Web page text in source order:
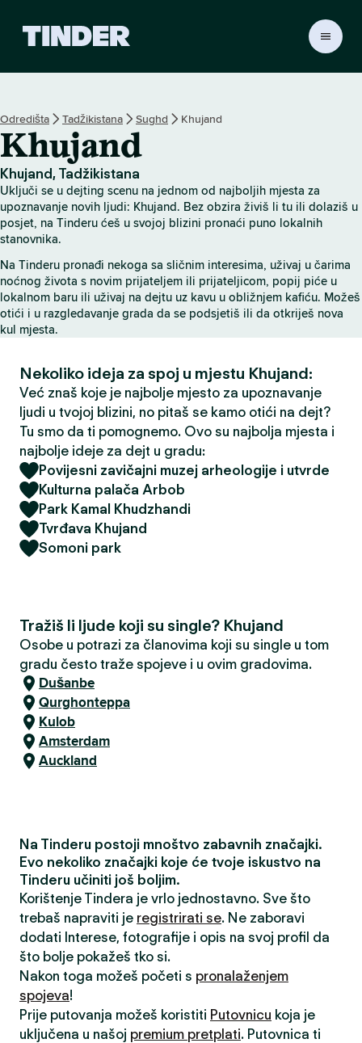
r
n
a
s
l
o
v
c
a
Odredišta Tadžikistana Sughd Khujand
Khujand
Khujand, Tadžikistana
Uključi se u dejting scenu na jednom od najboljih mjesta za
upoznavanje novih ljudi: Khujand. Bez obzira živiš li tu ili dolaziš u
posjet, na Tinderu ćeš u svojoj blizini pronaći puno lokalnih
stanovnika.
Na Tinderu pronađi nekoga sa sličnim interesima, uživaj u čarima
noćnog života s novim prijateljem ili prijateljicom, popij piće u
lokalnom baru ili uživaj na dejtu uz kavu u obližnjem kafiću. Možeš
otići i u razgledavanje grada da se podsjetiš ili da otkriješ nova
kul mjesta.
Nekoliko ideja za spoj u mjestu Khujand:
Već znaš koje je najbolje mjesto za upoznavanje
ljudi u tvojoj blizini, no pitaš se kamo otići na dejt?
Tu smo da ti pomognemo. Ovo su najbolja mjesta i
najbolje ideje za dejt u gradu:
Povijesni zavičajni muzej arheologije i utvrde
Kulturna palača Arbob
Park Kamal Khudzhandi
Tvrđava Khujand
Somoni park
Tražiš li ljude koji su single? Khujand
Osobe u potrazi za članovima koji su single u tom
gradu često traže spojeve i u ovim gradovima.
Dušanbe
Qurghonteppa
Kulob
Amsterdam
Auckland
Na Tinderu postoji mnoštvo zabavnih značajki.
Evo nekoliko značajki koje će tvoje iskustvo na
Tinderu učiniti još boljim.
Korištenje Tindera je vrlo jednostavno. Sve što
trebaš napraviti je registrirati se. Ne zaboravi
dodati Interese, fotografije i opis na svoj profil da
što bolje pokažeš tko si.
Nakon toga možeš početi s pronalaženjem
spojeva!
Prije putovanja možeš koristiti Putovnicu koja je
uključena u našoj premium pretplati. Putovnica ti